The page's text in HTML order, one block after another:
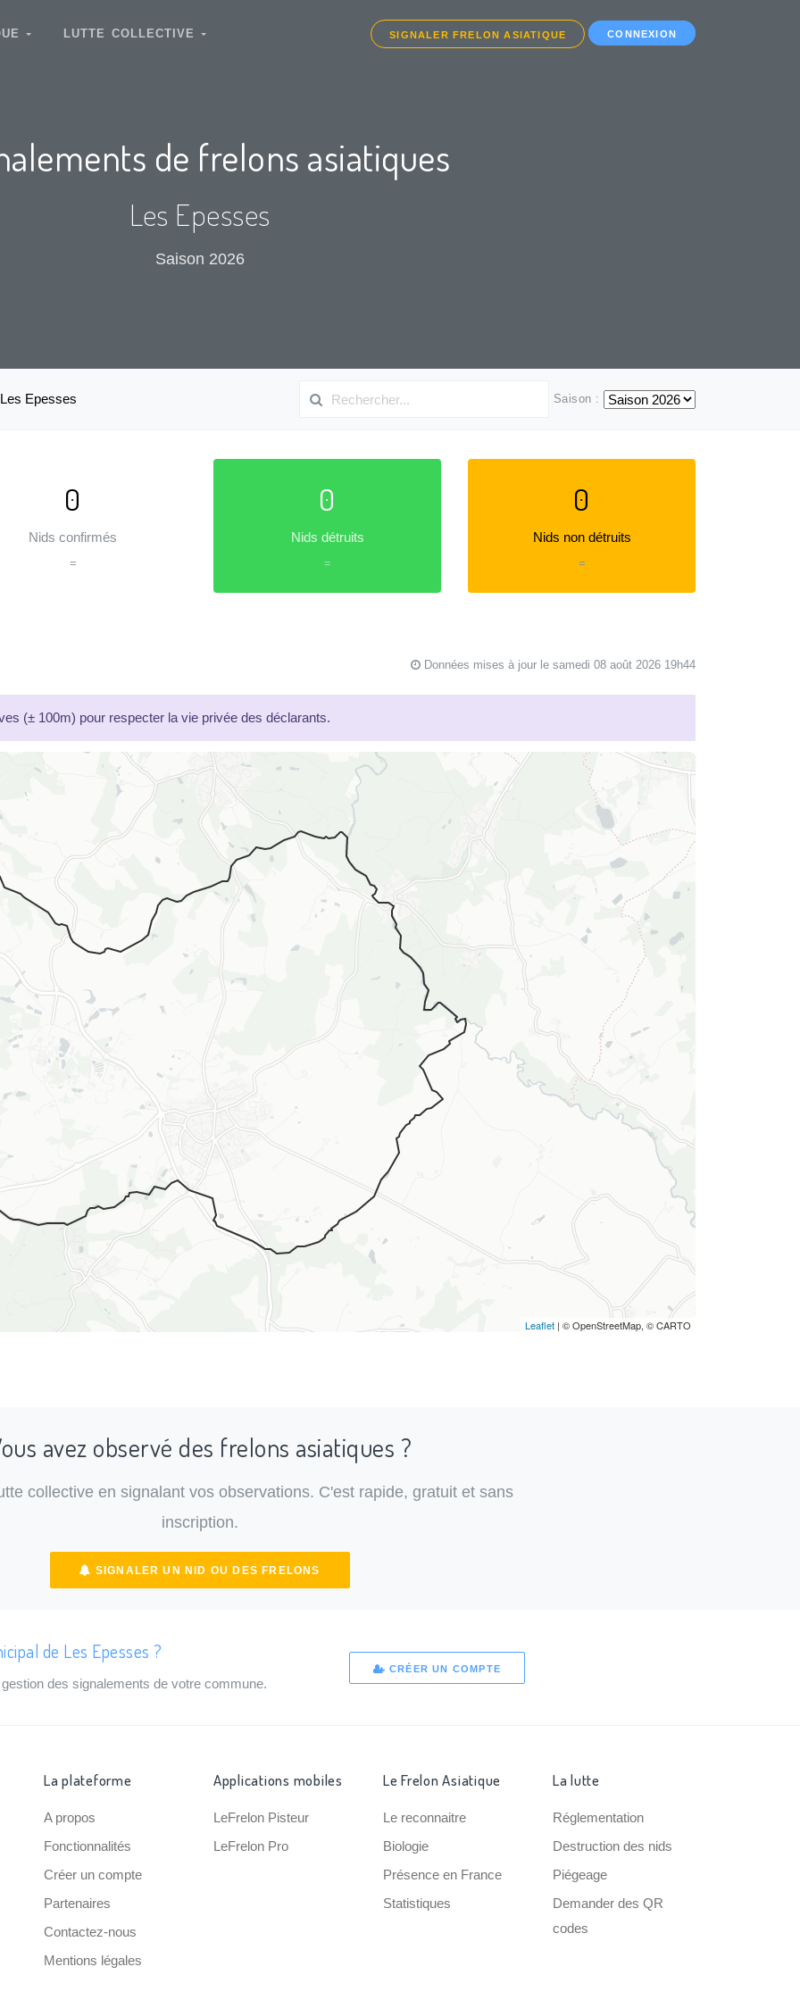
LUTTE COLLECTIVE SIGNALER FRELON ASIATIQUE CONNEXION
de frelons asiatiques
Les Epesses
Saison 2026
Les Epesses Saison :
0
Nids confirmés
=
0
Nids détruits
=
0
Nids non détruits
=
Données mises à jour le samedi 08 août 2026 19h44
(± 100m) pour respecter la vie privée des déclarants.
Leaflet | © OpenStreetMap, © CARTO
avez observé des frelons asiatiques ?
collective en signalant vos observations. C'est rapide, gratuit et sans
inscription.
SIGNALER UN NID OU DES FRELONS
de Les Epesses ?
des signalements de votre commune.
CRÉER UN COMPTE
La plateforme
A propos
Fonctionnalités
Créer un compte
Partenaires
Contactez-nous
Mentions légales
Applications mobiles
LeFrelon Pisteur
LeFrelon Pro
Le Frelon Asiatique
Le reconnaitre
Biologie
Présence en France
Statistiques
La lutte
Réglementation
Destruction des nids
Piégeage
Demander des QR
codes